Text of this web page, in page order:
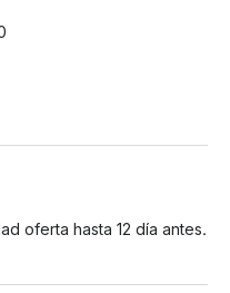
oferta hasta 12 día antes.